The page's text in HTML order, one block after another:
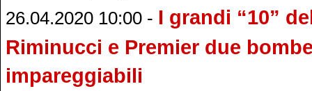
26.04.2020 10:00 - I grandi “10”
Riminucci e Premier due
impareggiabili